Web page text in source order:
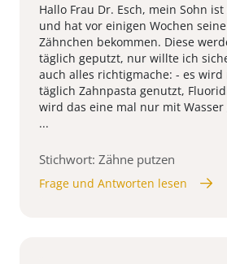
Hallo Frau Dr. Esch, mein Sohn
und hat vor einigen Wochen
Zähnchen bekommen. Diese
täglich geputzt, nur willte ich
auch alles richtigmache: - es
täglich Zahnpasta genutzt,
wird das eine mal nur mit
...
Stichwort: Zähne putzen
Frage und Antworten lesen